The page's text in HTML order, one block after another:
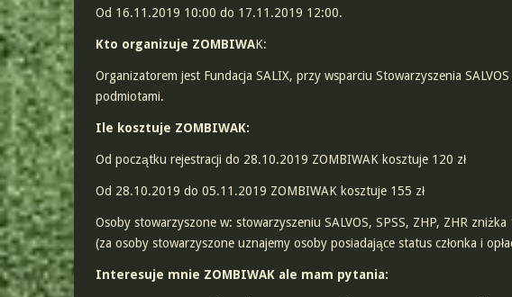
Od 16.11.2019 10:00 do 17.11.2019 12:00.
Kto organizuje ZOMBIWAK:
Organizatorem jest Fundacja SALIX, przy wsparciu Stowarzyszenia
podmiotami.
Ile kosztuje ZOMBIWAK:
Od początku rejestracji do 28.10.2019 ZOMBIWAK kosztuje 120 zł
Od 28.10.2019 do 05.11.2019 ZOMBIWAK kosztuje 155 zł
Osoby stowarzyszone w: stowarzyszeniu SALVOS, SPSS, ZHP, ZHR zniżka
(za osoby stowarzyszone uznajemy osoby posiadające status członka i
Interesuje mnie ZOMBIWAK ale mam pytania: